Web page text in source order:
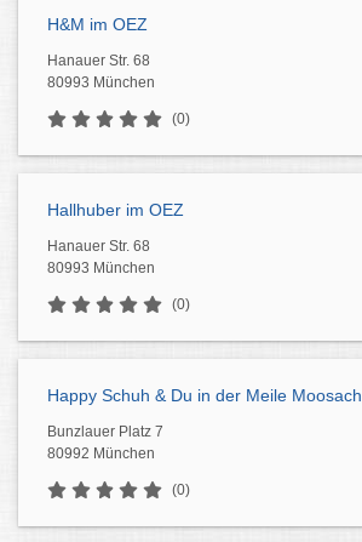
H&M im OEZ
Hanauer Str. 68
80993 München
(0)
Hallhuber im OEZ
Hanauer Str. 68
80993 München
(0)
Happy Schuh & Du in der Meile Moosach
Bunzlauer Platz 7
80992 München
(0)